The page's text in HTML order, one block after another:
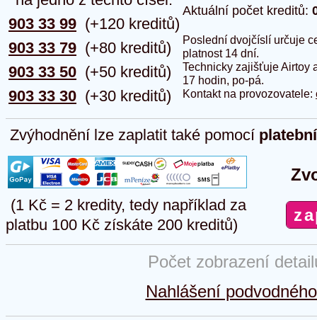
903 33 99
903 33 79
903 33 50
903 33 30
(+120 kreditů)
(+80 kreditů)
(+50 kreditů)
(+30 kreditů)
Aktuální počet kreditů:
Poslední dvojčíslí určuje
platnost 14 dní.
Technicky zajišťuje Airtoy
17 hodin, po-pá.
Kontakt na provozovatele:
Zvýhodnění lze zaplatit také pomocí
(1 Kč = 2 kredity, tedy například za
platbu 100 Kč získáte 200 kreditů)
Počet zobrazení
Nahlášení